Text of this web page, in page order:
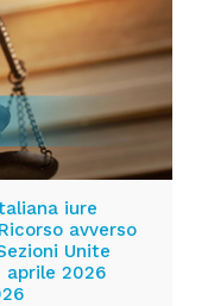
iure
avverso
Unite
aprile 2026